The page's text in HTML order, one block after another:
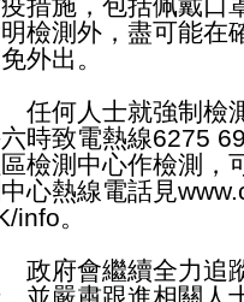
檢測外，盡可能在
外出。
何人士就強制檢測
時致電熱線6275
檢測中心作檢測，
心熱線電話見
info。
府會繼續全力追蹤